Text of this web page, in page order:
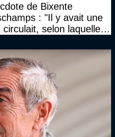
de Bixente
: "Il y avait une
selon laquelle il